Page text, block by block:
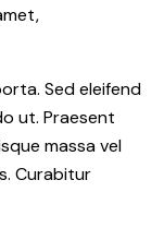
Sed eleifend
ut. Praesent
massa vel
Curabitur